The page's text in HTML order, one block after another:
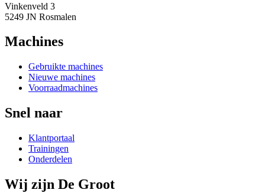
Vinkenveld 3
5249 JN Rosmalen
Machines
Gebruikte machines
Nieuwe machines
Voorraadmachines
Snel naar
Klantportaal
Trainingen
Onderdelen
Wij zijn De Groot